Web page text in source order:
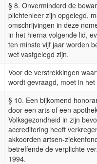
§ 8. Onverminderd de
plichtenleer zijn opgelegd,
omschrijvingen in deze
in het hierna volgende lid,
ten minste vijf jaar worden
wet vastgelegd zijn.
Voor de verstrekkingen
wordt gevraagd, moet in
§ 10. Een bijkomend
door een arts of een
Volksgezondheid in zijn
accreditering heeft
akkoorden artsen-
betreffende de verplichte
1994.